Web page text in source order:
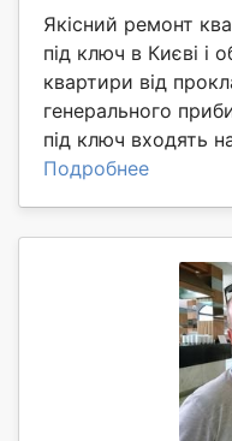
Якісний ремонт
під ключ в Києві і
квартири від
генерального
під ключ входять
Подробнее